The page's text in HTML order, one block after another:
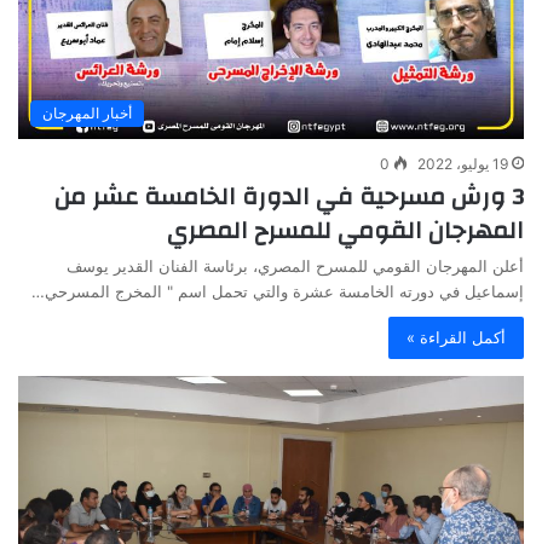
أخبار المهرجان
19 يوليو، 2022 0
3 ورش مسرحية في الدورة الخامسة عشر من
المهرجان القومي للمسرح المصري
أعلن المهرجان القومي للمسرح المصري، برئاسة الفنان القدير يوسف
إسماعيل في دورته الخامسة عشرة والتي تحمل اسم " المخرج المسرحي…
أكمل القراءة »